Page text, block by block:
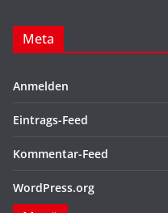
Meta
Anmelden
Eintrags-Feed
Kommentar-Feed
WordPress.org